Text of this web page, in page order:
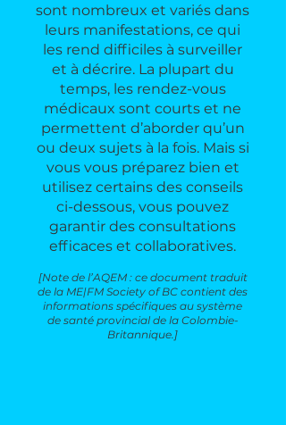
sont nombreux et variés dans
leurs manifestations, ce qui
les rend difficiles à surveiller
et à décrire. La plupart du
temps, les rendez-vous
médicaux sont courts et ne
permettent d’aborder qu’un
ou deux sujets à la fois. Mais si
vous vous préparez bien et
utilisez certains des conseils
ci-dessous, vous pouvez
garantir des consultations
efficaces et collaboratives.
[Note de l’AQEM : ce document traduit
de la ME|FM Society of BC contient des
informations spécifiques au système
de santé provincial de la Colombie-
Britannique.]